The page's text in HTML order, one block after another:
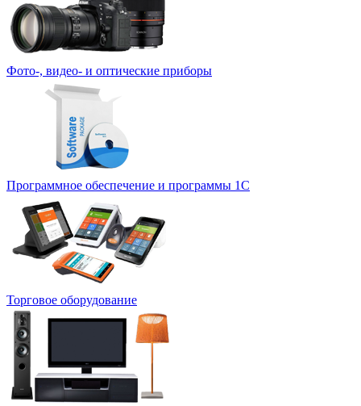
Фото-, видео- и оптические приборы
Программное обеспечение и программы 1С
Торговое оборудование